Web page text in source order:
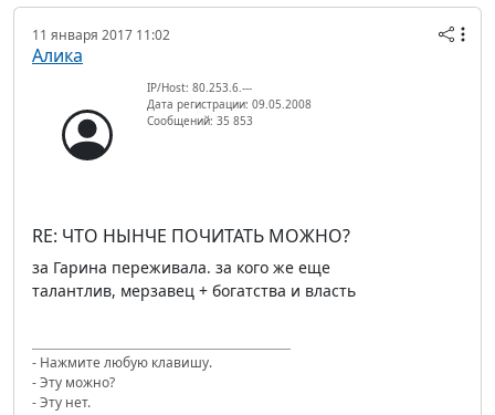
11 января 2017 11:02
Алика
IP/Host: 80.253.6.---
Дата регистрации: 09.05.2008
Сообщений: 35 853
RE: ЧТО НЫНЧЕ ПОЧИТАТЬ МОЖНО?
за Гарина переживала. за кого же еще
талантлив, мерзавец + богатства и власть
- Нажмите любую клавишу.
- Эту можно?
- Эту нет.